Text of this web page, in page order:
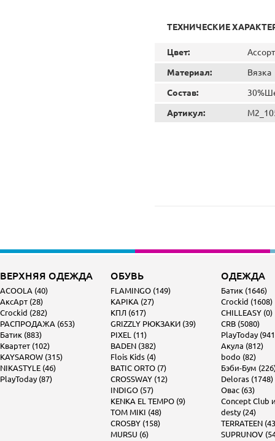
ТЕХНИЧЕСКИЕ
Цвет:
Материал: Вязка
Состав:
Артикул:
ВЕРХНЯЯ ОДЕЖДА
ACOOLA (40)
АксАрт (28)
Crockid (282)
РАСПРОДАЖА (653)
Батик (883)
Квартет (102)
KAYSAROW (315)
NIKASTYLE (46)
PlayToday (87)
ОБУВЬ
FLAMINGO (149)
KAPIKA (27)
КПЛ (617)
GRIZZLY РЮКЗАКИ (39)
PIXEL (11)
BADEN (382)
Flois Kids (4)
BATIC ORTO (7)
CROSSWAY (12)
INDIGO (57)
KENKA EL TEMPO (9)
TOM MIKI (48)
CROSBY (158)
MURSU (6)
ОДЕЖДА
Батик (1646)
Crockid (1608)
CHILLEASY (0)
CRB (5080)
PlayToday
Акула (812)
bodo (82)
Бэби-Бум
Deloras (1748)
Овас (63)
Concept Club
desty (24)
TERRATEEN
SUPRUNOV